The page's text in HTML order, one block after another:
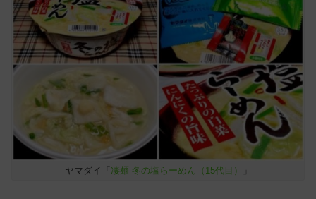
ヤマダイ「 凄麺 冬の塩らーめん（15代目）